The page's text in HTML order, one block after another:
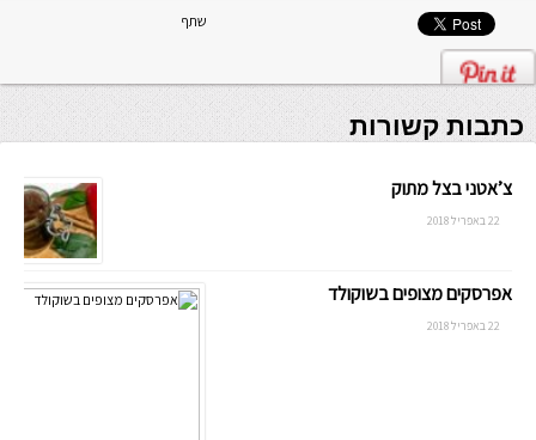
שתף
כתבות קשורות
צ’אטני בצל מתוק
22 באפריל 2018
אפרסקים מצופים בשוקולד
22 באפריל 2018